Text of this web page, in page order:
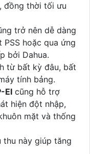
đồng thời tối ưu
trở nên dễ dàng
PSS hoặc qua ứng
bởi Dahua.
từ bất kỳ đâu, bất
tính bảng.
EI cũng hỗ trợ
hiện đột nhập,
mặt và thống
thu này giúp tăng